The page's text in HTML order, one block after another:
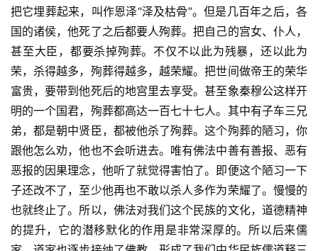
资
讯
八
把它埋葬起来，叫作恩泽“泽及枯骨”。但是几百年之后，各
国的诸侯，他死了之后都要人殉葬。把自己的宫女、仆人，
甚至大臣，都要杀掉殉葬。不仅不以此为残暴，还以此为
荣，杀得越多，殉葬得越多，越荣耀。把世间做帝王的荣华
富贵，要带到他死后的地宫里去享受。甚至象秦穆公这样开
明的一个国君，殉葬都高达一百七十七人。其中有子车三兄
弟，都是朝中贤臣，都被他杀了殉葬。这个殉葬的陋习，你
跟他怎么劝，他也不会听进去。唯有佛法中善有善报、恶有
恶报的因果理念，他听了就觉得害怕了。即便这个陋习一下
子还改不了，至少他再也不敢以杀人多作为荣耀了。慢慢的
也就终止了。所以，佛法对我们这个民族的文化，道德精神
的提升，它的潜移默化的作用是非常深厚的。所以后来儒